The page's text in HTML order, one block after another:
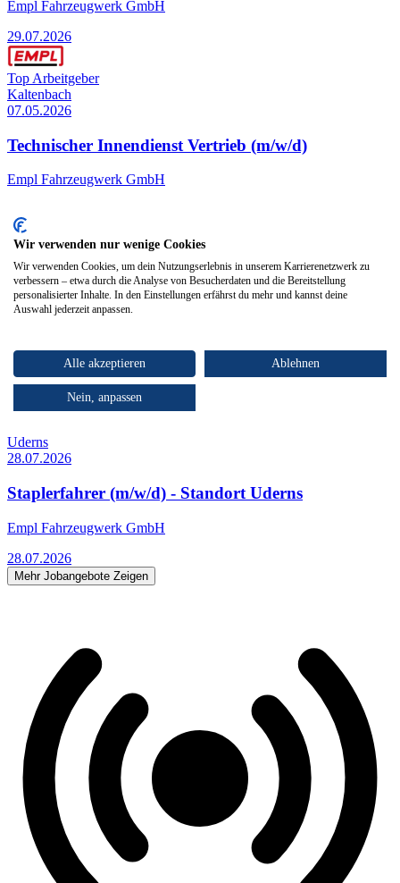
Empl Fahrzeugwerk GmbH
29.07.2026
Top Arbeitgeber
Kaltenbach
07.05.2026
Technischer Innendienst Vertrieb (m/w/d)
Empl Fahrzeugwerk GmbH
Top Arbeitgeber
Uderns
28.07.2026
Mitarbeiter Endmontage (m/w/d) - Standort Uderns
Empl Fahrzeugwerk GmbH
28.07.2026
Uderns
28.07.2026
Staplerfahrer (m/w/d) - Standort Uderns
Empl Fahrzeugwerk GmbH
28.07.2026
Mehr Jobangebote Zeigen
Wir verwenden nur wenige Cookies
Wir verwenden Cookies, um dein Nutzungserlebnis in unserem Karrierenetzwerk zu
verbessern – etwa durch die Analyse von Besucherdaten und die Bereitstellung
personalisierter Inhalte. In den Einstellungen erfährst du mehr und kannst deine
Auswahl jederzeit anpassen.
Alle akzeptieren Ablehnen
Nein, anpassen